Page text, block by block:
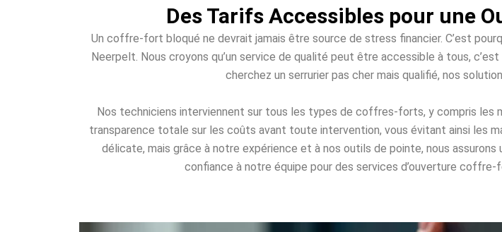
Des Tarifs Accessibles pour une
Un coffre-fort bloqué ne devrait jamais être source de stress financier. C’est
Neerpelt. Nous croyons qu’un service de qualité peut être accessible à tous,
cherchez un serrurier pas cher mais qualifié, nos
Nos techniciens interviennent sur tous les types de coffres-forts, y compris les
transparence totale sur les coûts avant toute intervention, vous évitant ainsi les
délicate, mais grâce à notre expérience et à nos outils de pointe, nous
confiance à notre équipe pour des services d’ouverture